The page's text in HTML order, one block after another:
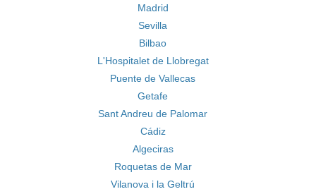
Madrid
Sevilla
Bilbao
L'Hospitalet de Llobregat
Puente de Vallecas
Getafe
Sant Andreu de Palomar
Cádiz
Algeciras
Roquetas de Mar
Vilanova i la Geltrú